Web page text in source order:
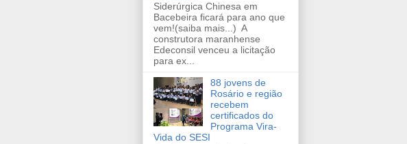
Siderúrgica Chinesa em
Bacebeira ficará para ano que
vem!(saiba mais...) A
construtora maranhense
Edeconsil venceu a licitação
para ex...
88 jovens de
Rosário e região
recebem
certificados do
Programa Vira-
Vida do SESI